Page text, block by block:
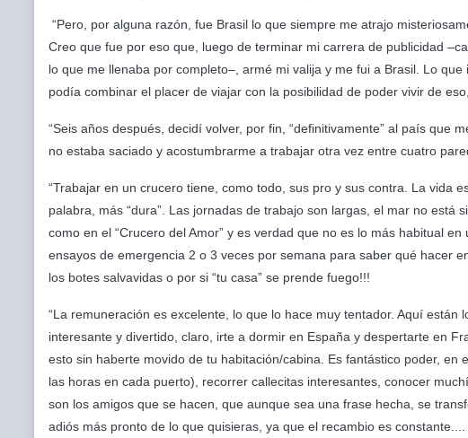
“Pero, por alguna razón, fue Brasil lo que siempre me atrajo
Creo que fue por eso que, luego de terminar mi carrera de publicidad
lo que me llenaba por completo–, armé mi valija y me fui a Brasil. Lo
podía combinar el placer de viajar con la posibilidad de poder vivir de
“Seis años después, decidí volver, por fin, “definitivamente” al país que
no estaba saciado y acostumbrarme a trabajar otra vez entre cuatro
“Trabajar en un crucero tiene, como todo, sus pro y sus contra. La vida
palabra, más “dura”. Las jornadas de trabajo son largas, el mar no está
como en el “Crucero del Amor” y es verdad que no es lo más habitual en
ensayos de emergencia 2 o 3 veces por semana para saber qué hacer
los botes salvavidas o por si “tu casa” se prende fuego!!!
“La remuneración es excelente, lo que lo hace muy tentador. Aquí están
interesante y divertido, claro, irte a dormir en España y despertarte en
esto sin haberte movido de tu habitación/cabina. Es fantástico poder,
las horas en cada puerto), recorrer callecitas interesantes, conocer
son los amigos que se hacen, que aunque sea una frase hecha, se
adiós más pronto de lo que quisieras, ya que el recambio es